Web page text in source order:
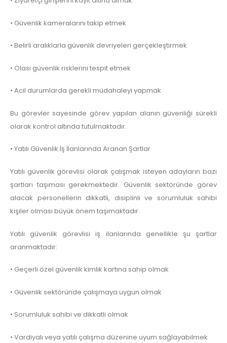
• Güvenlik kameralarını takip etmek
• Belirli aralıklarla güvenlik devriyeleri gerçekleştirmek
• Olası güvenlik risklerini tespit etmek
• Acil durumlarda gerekli müdahaleyi yapmak
Bu görevler sayesinde görev yapılan alanın güvenliği sürekli
olarak kontrol altında tutulmaktadır.
• Yatılı Güvenlik İş İlanlarında Aranan Şartlar
Yatılı güvenlik görevlisi olarak çalışmak isteyen adayların bazı
şartları taşıması gerekmektedir. Güvenlik sektöründe görev
alacak personellerin dikkatli, disiplinli ve sorumluluk sahibi
kişiler olması büyük önem taşımaktadır.
Yatılı güvenlik görevlisi iş ilanlarında genellikle şu şartlar
aranmaktadır:
• Geçerli özel güvenlik kimlik kartına sahip olmak
• Güvenlik sektöründe çalışmaya uygun olmak
• Sorumluluk sahibi ve dikkatli olmak
• Vardiyalı veya yatılı çalışma düzenine uyum sağlayabilmek